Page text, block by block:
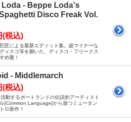
Loda - Beppe Loda's
Disco Freak Vol.
(税込)
匠による最新エディット集。超マイナーな
ィスコ等を捌いた、ディスコ・フリークス
め盤！
- Middlemarch
(税込)
動するポートランドの伝説的アーティスト
[Common Language]から放つミュータン
ロ新作！